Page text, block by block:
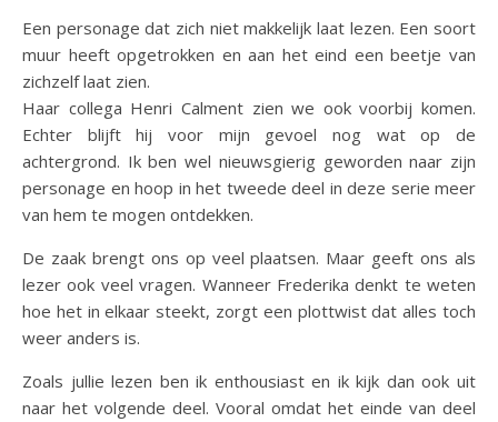
Een personage dat zich niet makkelijk laat lezen. Een soort
muur heeft opgetrokken en aan het eind een beetje van
zichzelf laat zien.
Haar collega Henri Calment zien we ook voorbij komen.
Echter blijft hij voor mijn gevoel nog wat op de
achtergrond. Ik ben wel nieuwsgierig geworden naar zijn
personage en hoop in het tweede deel in deze serie meer
van hem te mogen ontdekken.
De zaak brengt ons op veel plaatsen. Maar geeft ons als
lezer ook veel vragen. Wanneer Frederika denkt te weten
hoe het in elkaar steekt, zorgt een plottwist dat alles toch
weer anders is.
Zoals jullie lezen ben ik enthousiast en ik kijk dan ook uit
naar het volgende deel. Vooral omdat het einde van deel